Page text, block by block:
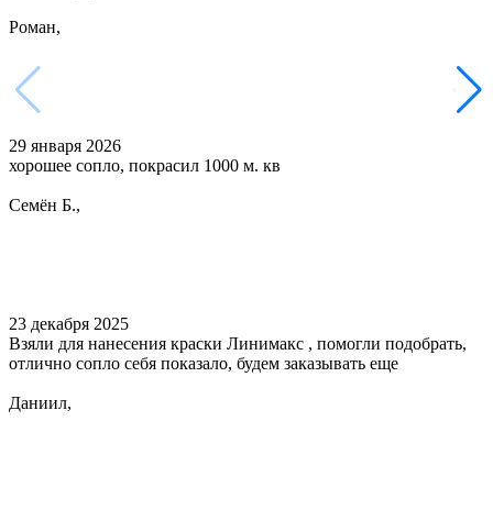
Роман,
29 января 2026
хорошее сопло, покрасил 1000 м. кв
Семён Б.,
23 декабря 2025
Взяли для нанесения краски Линимакс , помогли подобрать,
отлично сопло себя показало, будем заказывать еще
Даниил,